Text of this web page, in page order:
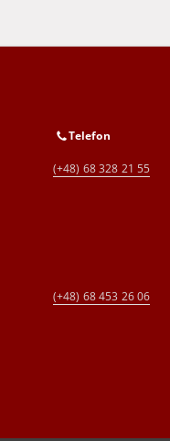
Telefon
(+48) 68 328 21 55
(+48) 68 453 26 06